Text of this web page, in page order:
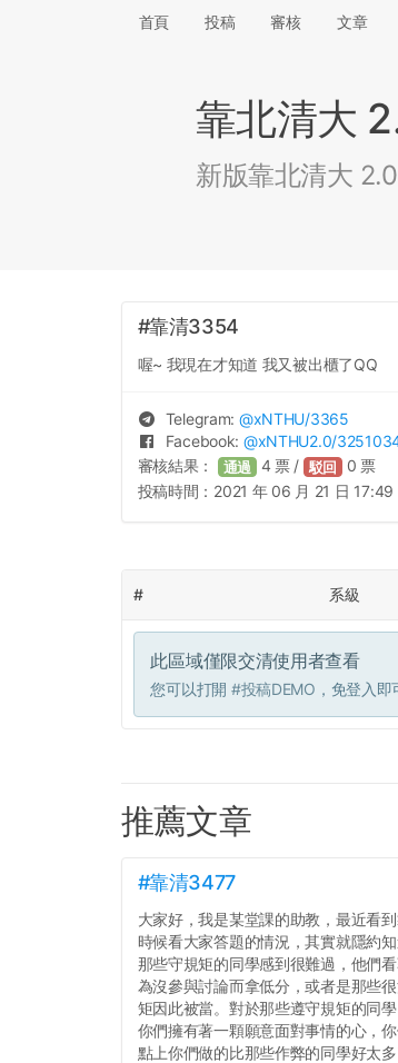
首頁 投稿 審核 文章
靠北清大
新版靠北清大
#靠清3354
喔~ 我現在才知道 我又被出櫃了QQ
Telegram: @xNTHU/3365
Facebook: @xNTHU2.0/
審核結果： 通過 4票 / 駁回 0 票
投稿時間： 2021 年 06 月 21 日
# 系級
此區域僅限交清使用者查看
您可以打開 #投稿DEMO ，免登入
推薦文章
#靠清3477
大家好，我是某堂課的助教，最近看
時候看大家答題的情況，其實就隱約
那些守規矩的同學感到很難過，他們
為沒參與討論而拿低分，或者是那些
矩因此被當。對於那些遵守規矩的同
你們擁有著一顆願意面對事情的心，
點上你們做的比那些作弊的同學好太